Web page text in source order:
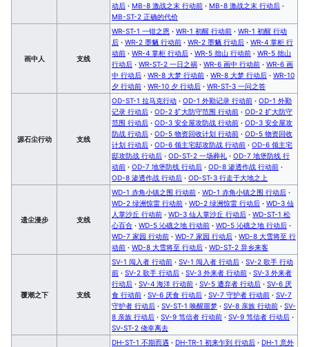
动后 · MB-8 激战之末 行动前 · MB-8 激战之末 行动后 ·
MB-ST-2 正确的代价
画中人 支线
WR-ST-1 一钳之恩 · WR-1 初醒 行动前 · WR-1 初醒 行动
后 · WR-2 墨魉 行动前 · WR-2 墨魉 行动后 · WR-4 掌柜 行
动前 · WR-4 掌柜 行动后 · WR-5 拙山 行动前 · WR-5 拙山
行动后 · WR-ST-2 一日之祸 · WR-6 画中 行动前 · WR-6 画
中 行动后 · WR-8 大梦 行动前 · WR-8 大梦 行动后 · WR-10
夕 行动前 · WR-10 夕 行动后 · WR-ST-3 一问之答
源石尘行动 支线
OD-ST-1 拉马克行动 · OD-1 外勤记录 行动前 · OD-1 外勤
记录 行动后 · OD-2 扩大防守范围 行动前 · OD-2 扩大防守
范围 行动后 · OD-3 安全屋攻防战 行动前 · OD-3 安全屋攻
防战 行动后 · OD-5 物资回收计划 行动前 · OD-5 物资回收
计划 行动后 · OD-6 领主宅邸攻防战 行动前 · OD-6 领主宅
邸攻防战 行动后 · OD-ST-2 一场葬礼 · OD-7 地堡防线 行
动前 · OD-7 地堡防线 行动后 · OD-8 渗透作战 行动前 ·
OD-8 渗透作战 行动后 · OD-ST-3 行走于大地之上
遗尘漫步 支线
WD-1 赤角小镇之围 行动前 · WD-1 赤角小镇之围 行动后 ·
WD-2 绿洲惊雷 行动前 · WD-2 绿洲惊雷 行动后 · WD-3 仙
人掌沙丘 行动前 · WD-3 仙人掌沙丘 行动后 · WD-ST-1 松
心百合 · WD-5 沁礁之地 行动前 · WD-5 沁礁之地 行动后 ·
WD-7 家园 行动前 · WD-7 家园 行动后 · WD-8 大雪将至 行
动前 · WD-8 大雪将至 行动后 · WD-ST-2 异乡来客
覆潮之下 支线
SV-1 闯入者 行动前 · SV-1 闯入者 行动后 · SV-2 歌手 行动
前 · SV-2 歌手 行动后 · SV-3 外来者 行动前 · SV-3 外来者
行动后 · SV-4 海洋 行动前 · SV-5 遭弃者 行动后 · SV-6 厌
食 行动前 · SV-6 厌食 行动后 · SV-7 守护者 行动前 · SV-7
守护者 行动后 · SV-ST-1 唤醒噩梦 · SV-8 亲族 行动前 · SV-
8 亲族 行动后 · SV-9 笃信者 行动前 · SV-9 笃信者 行动后 ·
SV-ST-2 侥幸离去
DH-ST-1 不期而遇 · DH-TR-1 初来乍到 行动后 · DH-1 意外